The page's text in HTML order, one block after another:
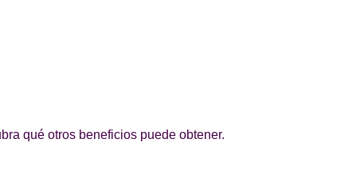
qué otros beneficios puede obtener.